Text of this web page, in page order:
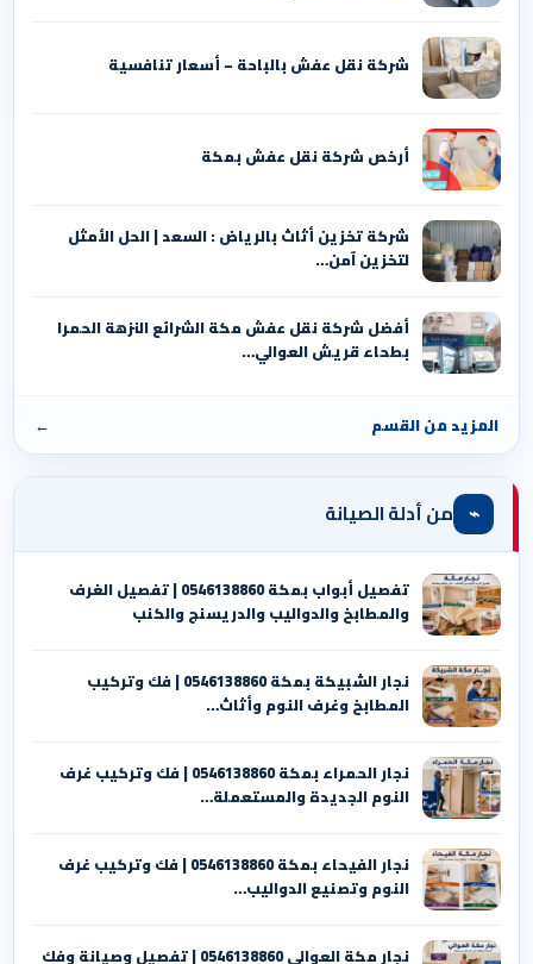
شركة نقل عفش بالباحة – أسعار تنافسية
أرخص شركة نقل عفش بمكة
شركة تخزين أثاث بالرياض : السعد | الحل الأمثل
لتخزين آمن…
أفضل شركة نقل عفش مكة الشرائع النزهة الحمرا
بطحاء قريش العوالي…
المزيد من القسم ←
⌁ من أدلة الصيانة
تفصيل أبواب بمكة 0546138860 | تفصيل الغرف
والمطابخ والدواليب والدريسنج والكنب
نجار الشبيكة بمكة 0546138860⁩ | فك وتركيب
المطابخ وغرف النوم وأثاث…
نجار الحمراء بمكة 0546138860⁩ | فك وتركيب غرف
النوم الجديدة والمستعملة…
نجار الفيحاء بمكة 0546138860⁩ | فك وتركيب غرف
النوم وتصنيع الدواليب…
نجار مكة العوالي 0546138860⁩ | تفصيل وصيانة وفك